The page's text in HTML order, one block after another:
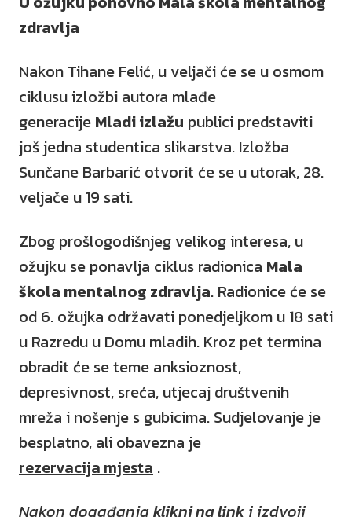
zdravlja
Nakon Tihane Felić, u veljači će se u osmom
ciklusu izložbi autora mlađe
generacije Mladi izlažu publici predstaviti
još jedna studentica slikarstva. Izložba
Sunčane Barbarić otvorit će se u utorak, 28.
veljače u 19 sati.
Zbog prošlogodišnjeg velikog interesa, u
ožujku se ponavlja ciklus radionica Mala
škola mentalnog zdravlja. Radionice će se
od 6. ožujka održavati ponedjeljkom u 18 sati
u Razredu u Domu mladih. Kroz pet termina
obradit će se teme anksioznost,
depresivnost, sreća, utjecaj društvenih
mreža i nošenje s gubicima. Sudjelovanje je
besplatno, ali obavezna je
rezervacija mjesta .
Nakon događanjaklikni na link i izdvoji